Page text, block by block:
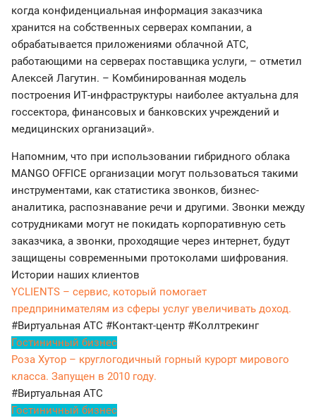
когда конфиденциальная информация заказчика
хранится на собственных серверах компании, а
обрабатывается приложениями облачной АТС,
работающими на серверах поставщика услуги, – отметил
Алексей Лагутин. – Комбинированная модель
построения ИТ-инфраструктуры наиболее актуальна для
госсектора, финансовых и банковских учреждений и
медицинских организаций».
Напомним, что при использовании гибридного облака
MANGO OFFICE организации могут пользоваться такими
инструментами, как статистика звонков, бизнес-
аналитика, распознавание речи и другими. Звонки между
сотрудниками могут не покидать корпоративную сеть
заказчика, а звонки, проходящие через интернет, будут
защищены современными протоколами шифрования.
Истории наших клиентов
YCLIENTS – сервис, который помогает
предпринимателям из сферы услуг увеличивать доход.
#Виртуальная АТС #Контакт-центр #Коллтрекинг
Гостиничный бизнес
Роза Хутор – круглогодичный горный курорт мирового
класса. Запущен в 2010 году.
#Виртуальная АТС
Гостиничный бизнес